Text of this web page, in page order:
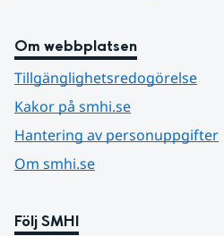
Om webbplatsen
Tillgänglighetsredogörelse
Kakor på smhi.se
Hantering av personuppgifter
Om smhi.se
Följ SMHI